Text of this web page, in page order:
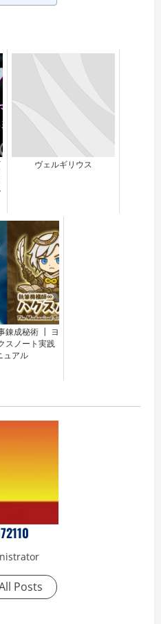
ヴェルギリウス
錬成秘術 ┃ ヨ
スノート実践
ュアル
Posts